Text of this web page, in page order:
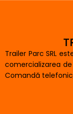
Trailer Parc SRL
comercializarea
Comandă